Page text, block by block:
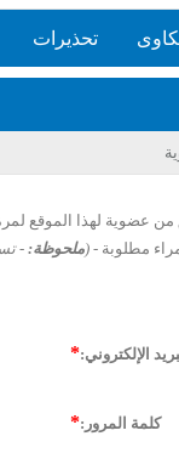
تحذيرات
من عضوية لهذا الموقع
مطلوبة - (ملحوظة: -
الإلكتروني:
كلمة المرور: